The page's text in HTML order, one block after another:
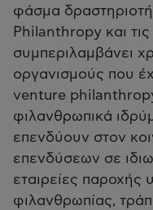
φάσμα
Philanthropy και
συμπεριλαμβάνει
οργανισμούς που
venture
φιλανθρωπικά
επενδύουν στον
επενδύσεων σε
εταιρείες
φιλανθρωπίας,